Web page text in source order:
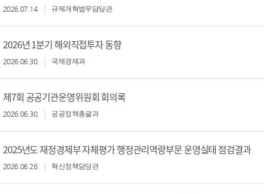
2026.07.14. 규제개혁법무담당관
2026년 1분기 해외직접투자 동향
2026.06.30. 국제경제과
제7회 공공기관운영위원회 회의록
2026.06.30. 공공정책총괄과
2025년도 재정경제부 자체평가 행정관리역량부문 운영실태 점검결과
2026.06.26. 혁신정책담당관